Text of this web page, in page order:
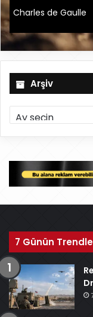
Charles de Gaulle
Arşiv
r
ş
v
7 Günün